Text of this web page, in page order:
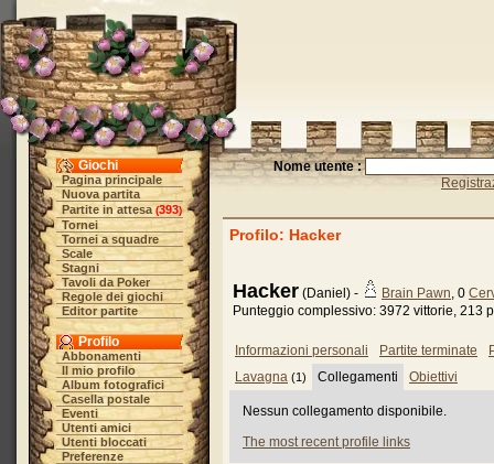
Giochi
Pagina principale
Nuova partita
Partite in attesa (393)
Tornei
Tornei a squadre
Scale
Stagni
Tavoli da Poker
Regole dei giochi
Editor partite
Profilo
Abbonamenti
Il mio profilo
Album fotografici
Casella postale
Eventi
Utenti amici
Utenti bloccati
Preferenze
Nome utente :
Profilo: Hacker
Hacker (Daniel) - Brain Pawn, 0
Punteggio complessivo: 3972 vittorie, 213
Informazioni personali Partite terminate
Lavagna (1) Collegamenti Obiettivi
Nessun collegamento disponibile.
The most recent profile links